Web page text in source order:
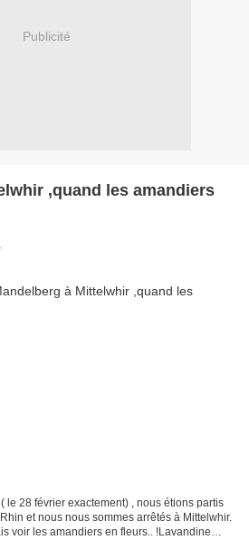
Publicité
,quand les amandiers
le 28 février exactement) , nous étions partis
et nous nous sommes arrêtés à Mittelwhir.
voir les amandiers en fleurs.. !Lavandine